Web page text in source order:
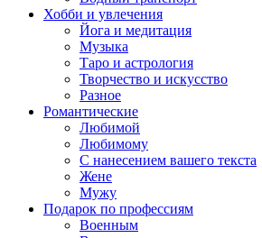
Хобби и увлечения
Йога и медитация
Музыка
Таро и астрология
Творчество и искусство
Разное
Романтические
Любимой
Любимому
С нанесением вашего текста
Жене
Мужу
Подарок по профессиям
Военным